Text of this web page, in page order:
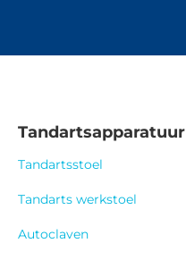
Tandartsapparatuur
Tandartsstoel
Tandarts werkstoel
Autoclaven